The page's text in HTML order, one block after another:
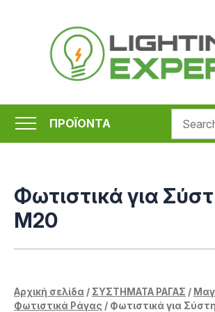
περιεχόμενο
ΠΡΟΪΟΝΤΑ
Φωτιστικά για
Μ20
Αρχική σελίδα / ΣΥΣΤΗΜΑΤΑ ΡΑΓΑΣ /
Φωτιστικά Ράγας / Φωτιστικά για